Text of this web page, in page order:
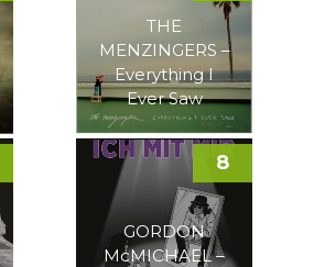
THE
MENZINGERS –
Everything I
Ever Saw
GORDON
McMICHAEL –
8